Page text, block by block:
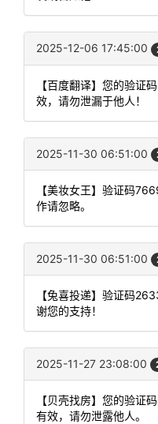
2025-12-06 17:45:00
【百度翻译】您的验证
效，请勿泄漏于他人！
2025-11-30 06:51:00
【美妆女王】验证码
作请忽略。
2025-11-30 06:51:00
【兔喜投递】验证码
谢您的支持！
2025-11-27 23:08:00
【贝壳找房】您的验证
有效，请勿泄露他人。